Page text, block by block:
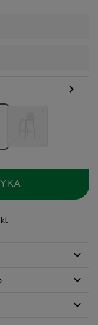
chevron_right
expand_more
expand_more
expand_more